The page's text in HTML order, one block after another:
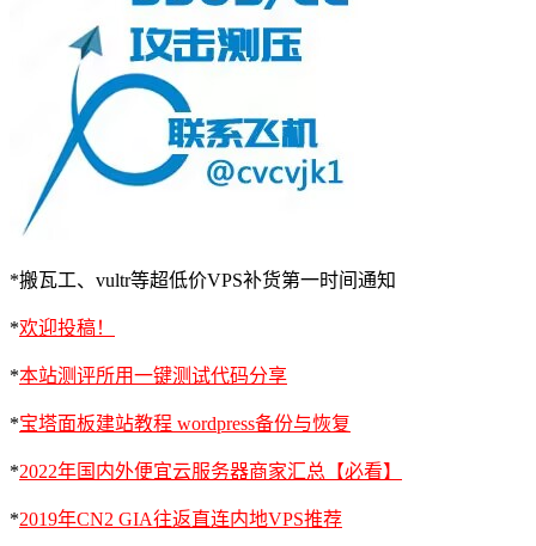
*搬瓦工、vultr等超低价VPS补货第一时间通知
*欢迎投稿！
*本站测评所用一键测试代码分享
*宝塔面板建站教程 wordpress备份与恢复
*2022年国内外便宜云服务器商家汇总【必看】
*2019年CN2 GIA往返直连内地VPS推荐